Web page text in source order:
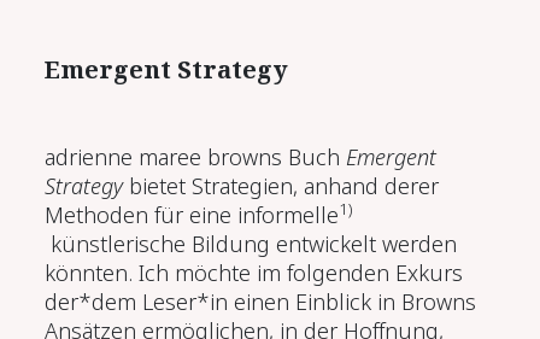
Emergent Strategy
adrienne maree browns Buch Emergent
Strategybietet Strategien, anhand derer
Methoden für eine informelle1)
künstlerische Bildung entwickelt werden
könnten. Ich möchte im folgenden Exkurs
der*dem Leser*in einen Einblick in Browns
Ansätzen ermöglichen, in der Hoffnung,